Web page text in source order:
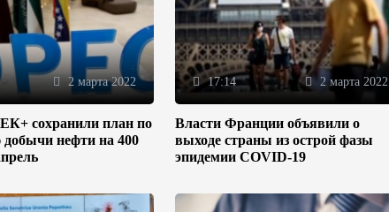
2 марта 2022
сохранили план по
нефти на 400
17:14 2 марта 2022
Власти Франции объявили о
выходе страны из острой фазы
эпидемии COVID-19